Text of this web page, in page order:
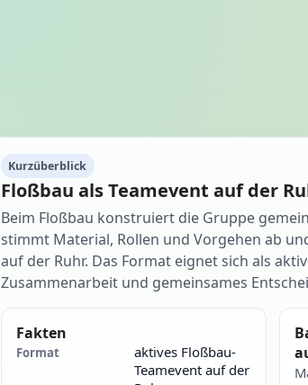
Kurzüberblick
Floßbau als Teamevent auf der
Beim Floßbau konstruiert die Gruppe
stimmt Material, Rollen und Vorgehen ab
auf der Ruhr. Das Format eignet sich als
Zusammenarbeit und gemeinsames
Fakten
Format
aktives Floßbau-
Teamevent auf der